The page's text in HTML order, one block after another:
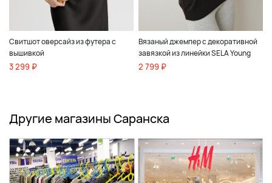
Свитшот оверсайз из футера с
вышивкой
3 299 ₽
Вязаный джемпер с декоративной
завязкой из линейки SELA Young
2 799 ₽
Другие магазины Саранска